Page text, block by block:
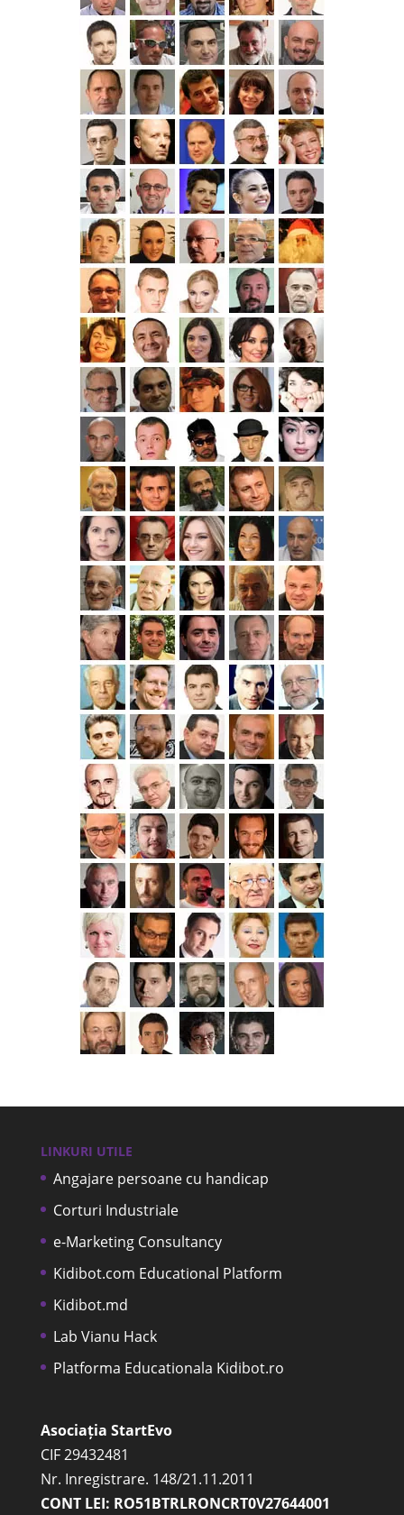
LINKURI UTILE
Angajare persoane cu handicap
Corturi Industriale
e-Marketing Consultancy
Kidibot.com Educational Platform
Kidibot.md
Lab Vianu Hack
Platforma Educationala Kidibot.ro
Asociația StartEvo
CIF 29432481
Nr. Inregistrare. 148/21.11.2011
CONT LEI: RO51BTRLRONCRT0V27644001